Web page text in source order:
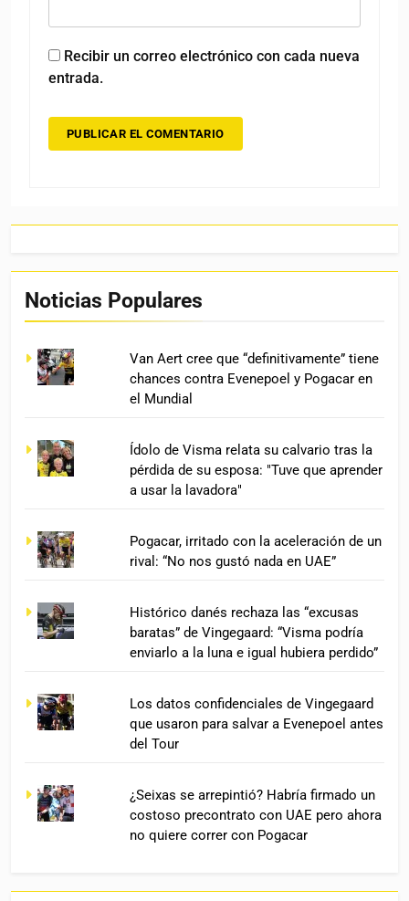
Recibir un correo electrónico con cada nueva
entrada.
Noticias Populares
Van Aert cree que “definitivamente” tiene
chances contra Evenepoel y Pogacar en
el Mundial
Ídolo de Visma relata su calvario tras la
pérdida de su esposa: "Tuve que aprender
a usar la lavadora"
Pogacar, irritado con la aceleración de un
rival: “No nos gustó nada en UAE”
Histórico danés rechaza las “excusas
baratas” de Vingegaard: “Visma podría
enviarlo a la luna e igual hubiera perdido”
Los datos confidenciales de Vingegaard
que usaron para salvar a Evenepoel antes
del Tour
¿Seixas se arrepintió? Habría firmado un
costoso precontrato con UAE pero ahora
no quiere correr con Pogacar